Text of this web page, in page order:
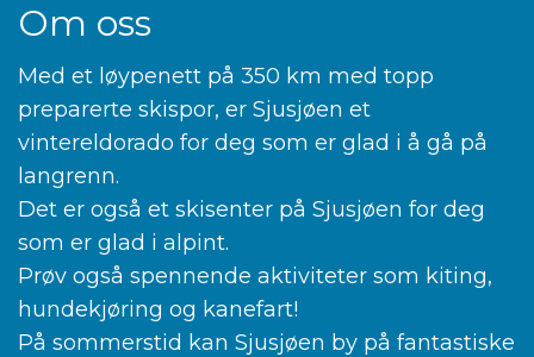
Om oss
Med et løypenett på 350 km med topp
preparerte skispor, er Sjusjøen et
vintereldorado for deg som er glad i å gå på
langrenn.
Det er også et skisenter på Sjusjøen for deg
som er glad i alpint.
Prøv også spennende aktiviteter som kiting,
hundekjøring og kanefart!
På sommerstid kan Sjusjøen by på fantastiske